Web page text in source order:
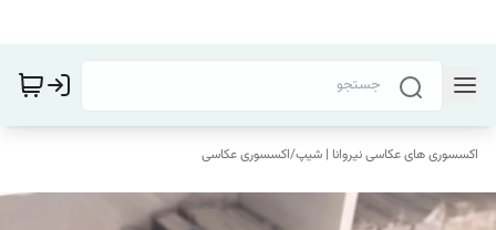
اکسسوری های عکاسی نیروانا | شیپ/اکسسوری عکاسی